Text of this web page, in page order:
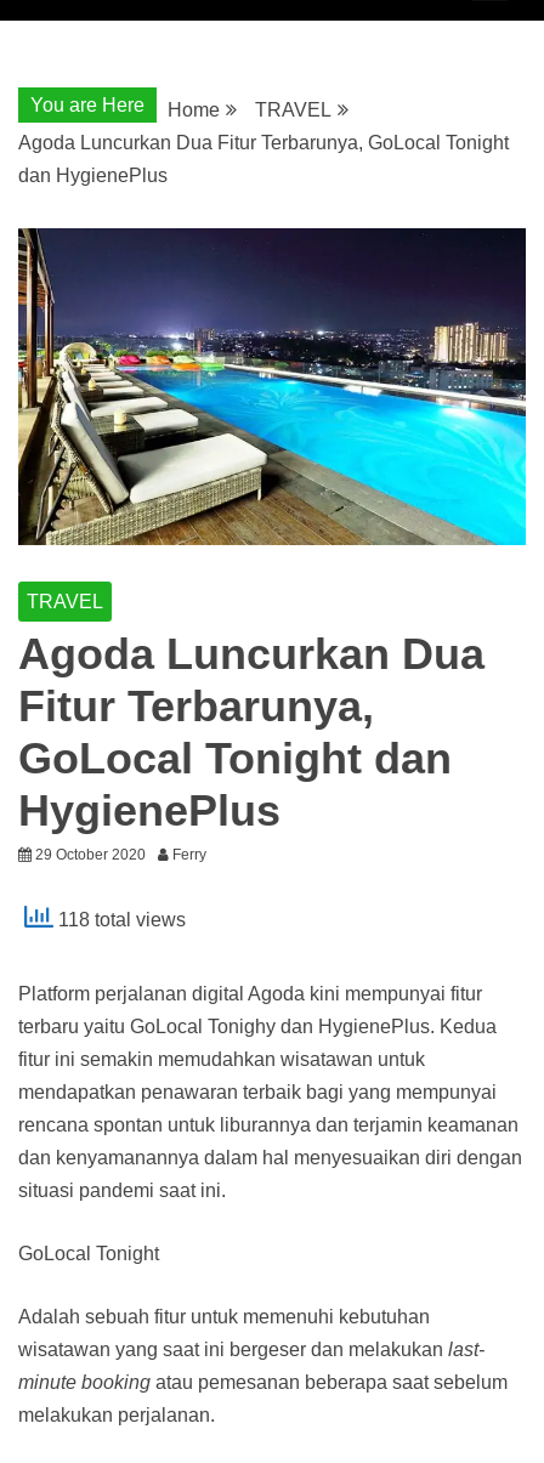
You are Here Home
TRAVEL
Agoda Luncurkan Dua Fitur Terbarunya, GoLocal Tonight
dan HygienePlus
TRAVEL
Agoda Luncurkan Dua
Fitur Terbarunya,
GoLocal Tonight dan
HygienePlus
29 October 2020 Ferry
118 total views
Platform perjalanan digital Agoda kini mempunyai fitur
terbaru yaitu GoLocal Tonighy dan HygienePlus. Kedua
fitur ini semakin memudahkan wisatawan untuk
mendapatkan penawaran terbaik bagi yang mempunyai
rencana spontan untuk liburannya dan terjamin keamanan
dan kenyamanannya dalam hal menyesuaikan diri dengan
situasi pandemi saat ini.
GoLocal Tonight
Adalah sebuah fitur untuk memenuhi kebutuhan
wisatawan yang saat ini bergeser dan melakukan last-
minute booking atau pemesanan beberapa saat sebelum
melakukan perjalanan.